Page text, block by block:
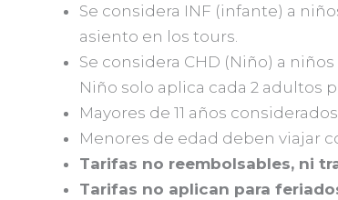
Se considera INF (infante) a
asiento en los tours.
Se considera CHD (Niño) a
Niño solo aplica cada 2 adultos
Mayores de 11 años
Menores de edad deben viajar
Tarifas no reembolsables, ni
Tarifas no aplican para